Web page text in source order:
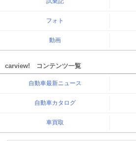
フォト
動画
carview! コンテンツ一覧
自動車最新ニュース
自動車カタログ
車買取